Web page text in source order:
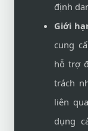
định
Giới
cung
hỗ trợ
trách
liên
dụng